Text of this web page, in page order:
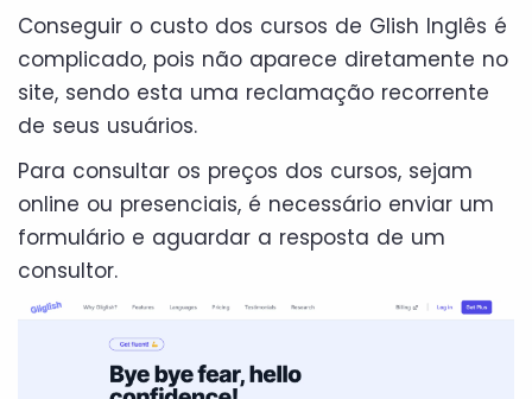
Conseguir o custo dos cursos de Glish Inglês é
complicado, pois não aparece diretamente no
site, sendo esta uma reclamação recorrente
de seus usuários.
Para consultar os preços dos cursos, sejam
online ou presenciais, é necessário enviar um
formulário e aguardar a resposta de um
consultor.